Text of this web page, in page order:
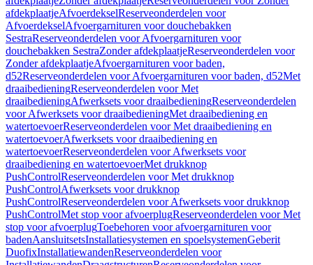
afdekplaatjeAfvoerdekselReserveonderdelen voor
AfvoerdekselAfvoergarnituren voor douchebakken
SestraReserveonderdelen voor Afvoergarnituren voor
douchebakken SestraZonder afdekplaatjeReserveonderdelen voor
Zonder afdekplaatjeAfvoergarnituren voor baden,
d52Reserveonderdelen voor Afvoergarnituren voor baden, d52Met
draaibedieningReserveonderdelen voor Met
draaibedieningAfwerksets voor draaibedieningReserveonderdelen
voor Afwerksets voor draaibedieningMet draaibediening en
watertoevoerReserveonderdelen voor Met draaibediening en
watertoevoerAfwerksets voor draaibediening en
watertoevoerReserveonderdelen voor Afwerksets voor
draaibediening en watertoevoerMet drukknop
PushControlReserveonderdelen voor Met drukknop
PushControlAfwerksets voor drukknop
PushControlReserveonderdelen voor Afwerksets voor drukknop
PushControlMet stop voor afvoerplugReserveonderdelen voor Met
stop voor afvoerplugToebehoren voor afvoergarnituren voor
badenAansluitsetsInstallatiesystemen en spoelsystemenGeberit
DuofixInstallatiewandenReserveonderdelen voor